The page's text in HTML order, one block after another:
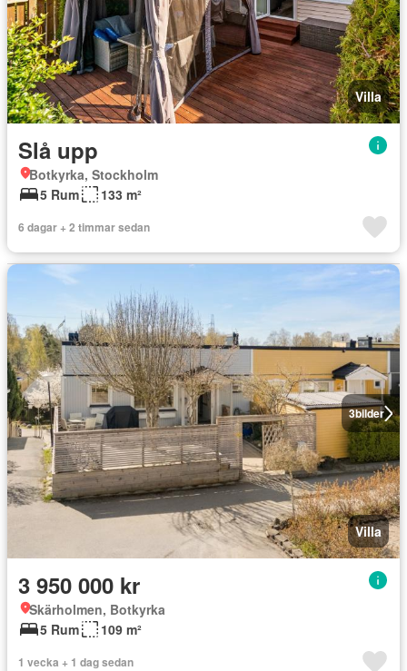
Villa
Slå upp
Botkyrka, Stockholm
5 Rum
133 m²
6 dagar + 2 timmar sedan
3bilder
Villa
3 950 000 kr
Skärholmen, Botkyrka
5 Rum
109 m²
1 vecka + 1 dag sedan